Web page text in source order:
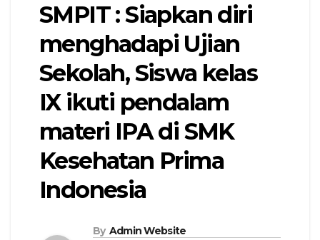
SMPIT : Siapkan diri
menghadapi Ujian
Sekolah, Siswa kelas
IX ikuti pendalam
materi IPA di SMK
Kesehatan Prima
Indonesia
By Admin Website